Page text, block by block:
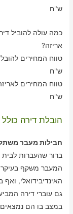
ש"ח
אריזה?
ש"ח
ש"ח
הובלת דירה
חבילות מעבר
ברור שהעברות
המעבר משקף
האינדיבידואלי,
גם עוברי דירה
במצב בו הם